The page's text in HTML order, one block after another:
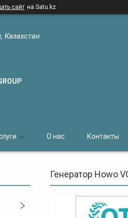
сайт на Satu.kz
Казахстан
О нас Контакты
Генератор Howo